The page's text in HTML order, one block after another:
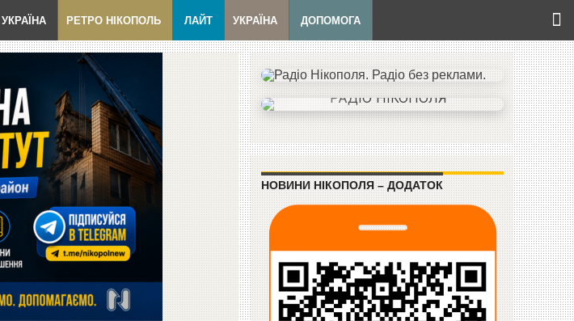
УКРАЇНА РЕТРО НІКОПОЛЬ ЛАЙТ УКРАЇНА ДОПОМОГА
НОВИНИ НІКОПОЛЯ – ДОДАТОК